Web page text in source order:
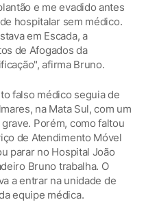
e me evadido antes
hospitalar sem médico.
em Escada, a
de Afogados da
afirma Bruno.
falso médico seguia de
na Mata Sul, com um
Porém, como faltou
de Atendimento Móvel
parar no Hospital João
Bruno trabalha. O
a entrar na unidade de
equipe médica.